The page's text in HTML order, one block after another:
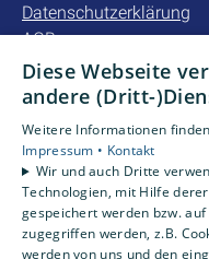
Datenschutzerklärung
AGB
Unsere Bereiche
Gewerbekunden
Karriere
Unternehmen
Kontakt
Diese Webseite
andere (Dritt-
Weitere Informationen
Impressum • Kontakt
Wir und auch Dritte
Technologien, mit Hilfe
gespeichert werden bzw.
zugegriffen werden, z.B.
werden von uns und den